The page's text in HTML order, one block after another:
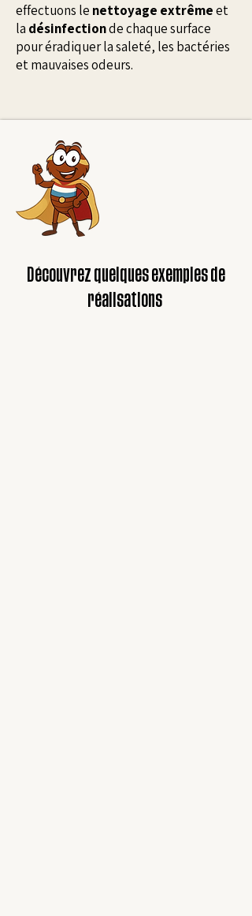
effectuons le nettoyage extrêmeet
la désinfectionde chaque surface
pour éradiquer la saleté, les bactéries
et mauvaises odeurs.
Découvrez quelques exemples de
réalisations